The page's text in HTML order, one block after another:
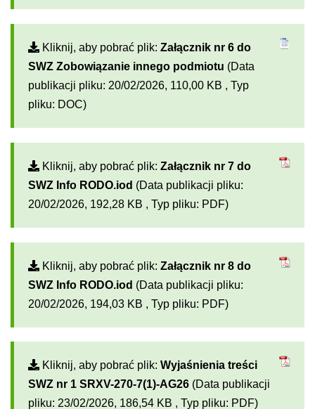
Kliknij, aby pobrać plik: Załącznik nr 6 do
SWZ Zobowiązanie innego podmiotu (Data
publikacji pliku: 20/02/2026, 110,00 KB , Typ
pliku: DOC)
Kliknij, aby pobrać plik: Załącznik nr 7 do
SWZ Info RODO.iod (Data publikacji pliku:
20/02/2026, 192,28 KB , Typ pliku: PDF)
Kliknij, aby pobrać plik: Załącznik nr 8 do
SWZ Info RODO.iod (Data publikacji pliku:
20/02/2026, 194,03 KB , Typ pliku: PDF)
Kliknij, aby pobrać plik: Wyjaśnienia treści
SWZ nr 1 SRXV-270-7(1)-AG26 (Data publikacji
pliku: 23/02/2026, 186,54 KB , Typ pliku: PDF)